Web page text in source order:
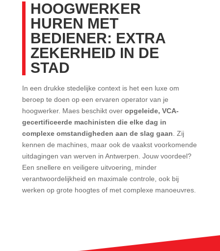
HOOGWERKER
HUREN MET
BEDIENER: EXTRA
ZEKERHEID IN DE
STAD
In een drukke stedelijke context is het een luxe om
beroep te doen op een ervaren operator van je
hoogwerker. Maes beschikt over opgeleide, VCA-
gecertificeerde machinisten die elke dag in
complexe omstandigheden aan de slag gaan . Zij
kennen de machines, maar ook de vaakst voorkomende
uitdagingen van werven in Antwerpen. Jouw voordeel?
Een snellere en veiligere uitvoering, minder
verantwoordelijkheid en maximale controle, ook bij
werken op grote hoogtes of met complexe manoeuvres.